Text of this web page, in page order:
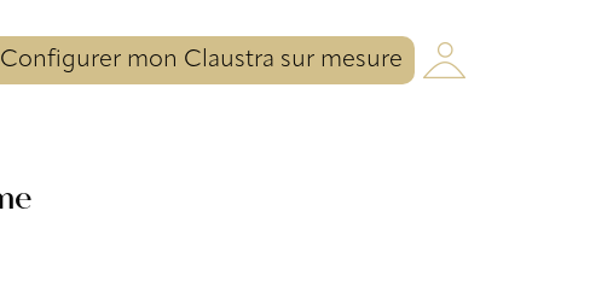
Configurer mon Claustra sur mesure